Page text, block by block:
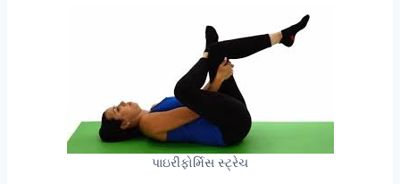
પાઇરીફોર્મિસ સ્ટ્રેચ